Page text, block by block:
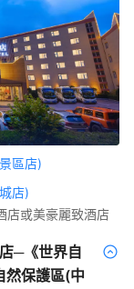
區店)
店)
店或美豪麗致酒店
─《世界自
然保護區(中